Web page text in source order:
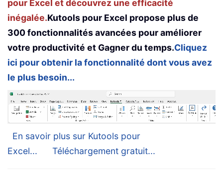
pour Excel et découvrez une efficacité
inégalée.Kutools pour Excel propose plus de
300 fonctionnalités avancées pour améliorer
votre productivité et Gagner du temps.Cliquez
ici pour obtenir la fonctionnalité dont vous avez
le plus besoin...
En savoir plus sur Kutools pour
Excel...
Téléchargement gratuit...